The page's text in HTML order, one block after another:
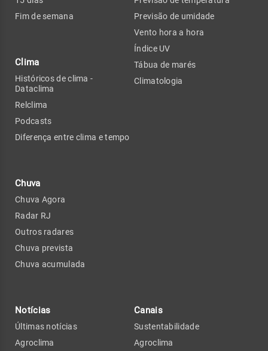
Fim de semana
Clima
Históricos de clima -
Dataclima
Relclima
Podcasts
Diferença entre clima e tempo
Chuva
Chuva Agora
Radar RJ
Outros radares
Chuva prevista
Chuva acumulada
Previsão de umidade
Vento hora a hora
Índice UV
Tábua de marés
Climatologia
Notícias
Últimas notícias
Agroclima
Canais
Sustentabilidade
Agroclima